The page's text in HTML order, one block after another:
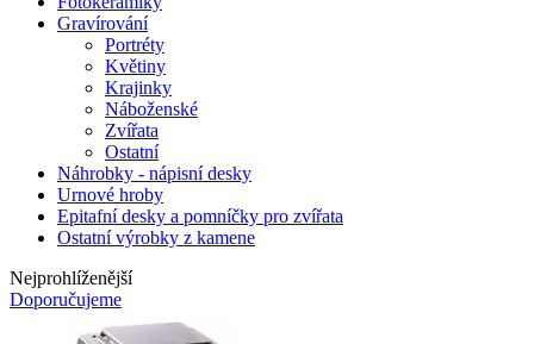
Gravírování
Portréty
Květiny
Krajinky
Náboženské
Zvířata
Ostatní
Náhrobky - nápisní desky
Urnové hroby
Epitafní desky a pomníčky pro zvířata
Ostatní výrobky z kamene
Nejprohlíženější
Doporučujeme